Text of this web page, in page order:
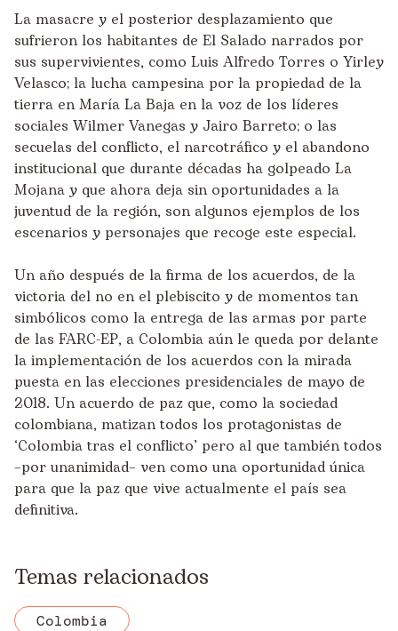
La masacre y el posterior desplazamiento que
sufrieron los habitantes de El Salado narrados por
sus supervivientes, como Luis Alfredo Torres o Yirley
Velasco; la lucha campesina por la propiedad de la
tierra en María La Baja en la voz de los líderes
sociales Wilmer Vanegas y Jairo Barreto; o las
secuelas del conflicto, el narcotráfico y el abandono
institucional que durante décadas ha golpeado La
Mojana y que ahora deja sin oportunidades a la
juventud de la región, son algunos ejemplos de los
escenarios y personajes que recoge este especial.
Un año después de la firma de los acuerdos, de la
victoria del no en el plebiscito y de momentos tan
simbólicos como la entrega de las armas por parte
de las FARC-EP, a Colombia aún le queda por delante
la implementación de los acuerdos con la mirada
puesta en las elecciones presidenciales de mayo de
2018. Un acuerdo de paz que, como la sociedad
colombiana, matizan todos los protagonistas de
‘Colombia tras el conflicto’ pero al que también todos
–por unanimidad– ven como una oportunidad única
para que la paz que vive actualmente el país sea
definitiva.
Temas relacionados
Colombia